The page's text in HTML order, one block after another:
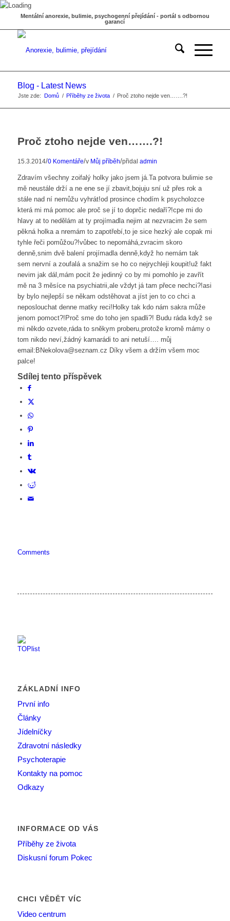
Mentální anorexie, bulimie, psychogenní přejídání - portál s odbornou
garancí
Blog - Latest News
Jste zde: Domů / Příběhy ze života / Proč ztoho nejde ven…….?!
Proč ztoho nejde ven…….?!
15.3.2014/0 Komentáře/v Můj příběh/přidal admin
Zdravím všechny zoifalý holky jako jsem já.Ta potvora bulimie se
mě neustále drží a ne ene se jí zbavit,bojuju sní už přes rok a
stále nad ní nemůžu vyhrát!od prosince chodím k psycholozce
která mi má pomoc ale proč se jí to doprčic nedaří?!cpe mi do
hlavy at to nedělám at ty projímadla nejim at nezvracim že sem
pěkná holka a nremám to zapotřebí,to je sice hezký ale copak mi
tyhle řeči pomůžou?!vůbec to nepomáhá,zvracim skoro
denně,snim dvě balení projímadla denně,když ho nemám tak
sem nervní a zoufalá a snažim se ho co nejrychleji koupit!už fakt
nevim jak dál,mám pocit že jedinný co by mi pomohlo je zavřít
mě na 3 měsíce na psychiatrii,ale vždyt já tam přece nechci?!asi
by bylo nejlepší se někam odstěhovat a jíst jen to co chci a
neposlouchat denne matky reci!Holky tak kdo nám sakra může
jenom pomoct?!Proč sme do toho jen spadli?! Budu ráda když se
mi někdo ozvete,ráda to sněkym proberu,protože kromě mámy o
tom nikdo neví,žádný kamarádi to ani netuší…. můj
email:BNekolova@seznam.cz Díky všem a držím všem moc
palce!
Sdílej tento příspěvek
Comments
ZÁKLADNÍ INFO
První info
Články
Jídelníčky
Zdravotní následky
Psychoterapie
Kontakty na pomoc
Odkazy
INFORMACE OD VÁS
Příběhy ze života
Diskusní forum Pokec
CHCI VĚDĚT VÍC
Video centrum